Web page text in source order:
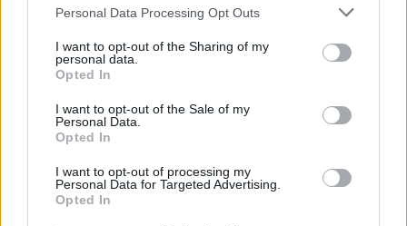
Please note that this website/app uses one or more Google
not limited to your visit or usage behaviour. You may click to
grant or deny consent to Google and its third-party tags to
use your data for below specified purposes in below Google
consent section.
Personal Data Processing Opt Outs
I want to opt-out of the Sharing of my
personal data.
Opted In
I want to opt-out of the Sale of my
Personal Data.
Opted In
I want to opt-out of processing my
Personal Data for Targeted Advertising.
Opted In
Σχόλια
Μοτζτάμπα Χαμενεΐ: Νέο
βίντεο ενώ φουντώνουν οι
φήμες για το αν βρίσκεται
στη ζωή
το ελικόπτερο τους